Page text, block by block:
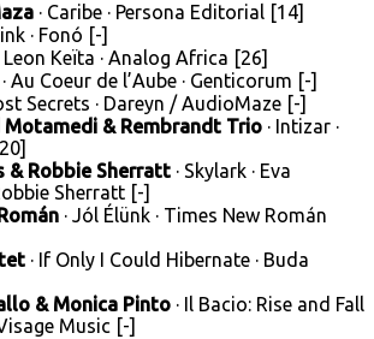
· Caribe · Persona Editorial [14]
· Fonó [-]
Leon Keïta · Analog Africa [26]
· Au Coeur de l’Aube · Genticorum [-]
Secrets · Dareyn / AudioMaze [-]
Motamedi & Rembrandt Trio · Intizar ·
& Robbie Sherratt · Skylark · Eva
Sherratt [-]
· Jól Élünk · Times New Román
· If Only I Could Hibernate · Buda
& Monica Pinto · Il Bacio: Rise and Fall
Music [-]